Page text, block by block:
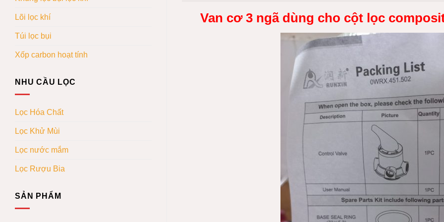
Lõi lọc khí
Túi lọc bụi
Xốp carbon hoạt tính
NHU CẦU LỌC
Lọc Hóa Chất
Lọc Khử Mùi
Lọc nước mắm
Lọc Rượu Bia
SẢN PHẨM
Van cơ 3 ngã dùng cho cột lọc